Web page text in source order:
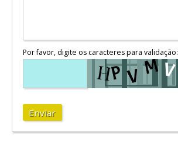
Por favor, digite os caracteres para validação:
Enviar